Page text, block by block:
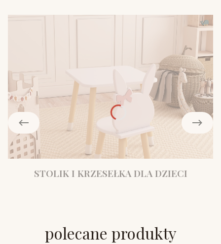
STOLIK I KRZESEŁKA DLA DZIECI
polecane produkty